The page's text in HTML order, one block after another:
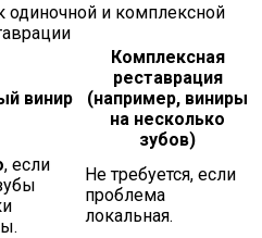
одиночной и комплексной
винир
Комплексная
реставрация
(например, виниры
на несколько
зубов)
, если
Не требуется, если
проблема
локальная.